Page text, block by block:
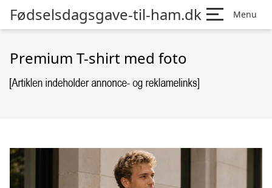
Fødselsdagsgave-til-ham.dk Menu
Premium T-shirt med foto